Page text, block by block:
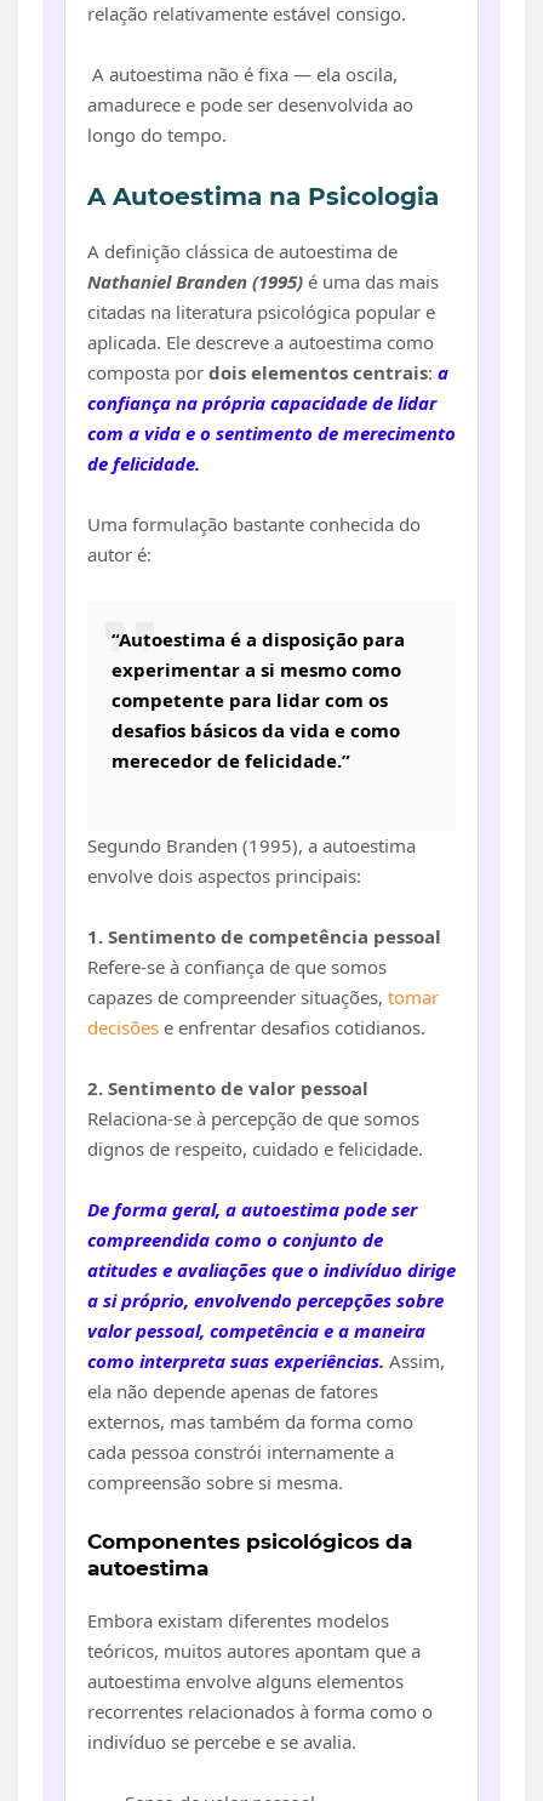
relação relativamente estável consigo.
A autoestima não é fixa — ela oscila,
amadurece e pode ser desenvolvida ao
longo do tempo.
A Autoestima na Psicologia
A definição clássica de autoestima de
Nathaniel Branden (1995) é uma das mais
citadas na literatura psicológica popular e
aplicada. Ele descreve a autoestima como
composta por dois elementos centrais: a
confiança na própria capacidade de lidar
com a vida e o sentimento de merecimento
de felicidade.
Uma formulação bastante conhecida do
autor é:
“Autoestima é a disposição para
experimentar a si mesmo como
competente para lidar com os
desafios básicos da vida e como
merecedor de felicidade.”
Segundo Branden (1995), a autoestima
envolve dois aspectos principais:
1. Sentimento de competência pessoal
Refere-se à confiança de que somos
capazes de compreender situações, tomar
decisões e enfrentar desafios cotidianos.
2. Sentimento de valor pessoal
Relaciona-se à percepção de que somos
dignos de respeito, cuidado e felicidade.
De forma geral, a autoestima pode ser
compreendida como o conjunto de
atitudes e avaliações que o indivíduo dirige
a si próprio, envolvendo percepções sobre
valor pessoal, competência e a maneira
como interpreta suas experiências. Assim,
ela não depende apenas de fatores
externos, mas também da forma como
cada pessoa constrói internamente a
compreensão sobre si mesma.
Componentes psicológicos da
autoestima
Embora existam diferentes modelos
teóricos, muitos autores apontam que a
autoestima envolve alguns elementos
recorrentes relacionados à forma como o
indivíduo se percebe e se avalia.